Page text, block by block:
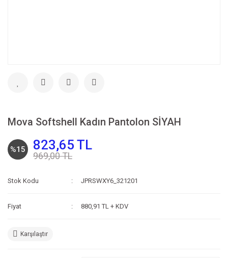
Mova Softshell Kadın Pantolon SİYAH
%15 823,65 TL
969,00 TL
Stok Kodu JPRSWXY6_321201
Fiyat 880,91 TL + KDV
Karşılaştır